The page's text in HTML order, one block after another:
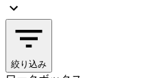
絞り込み